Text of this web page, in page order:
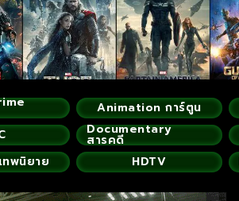
Animation การ์ตูน
Documentary
สารคดี
ทพนิยาย HDTV